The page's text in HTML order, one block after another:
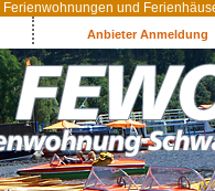
Ferienwohnungen und
Anbieter Anmeldung